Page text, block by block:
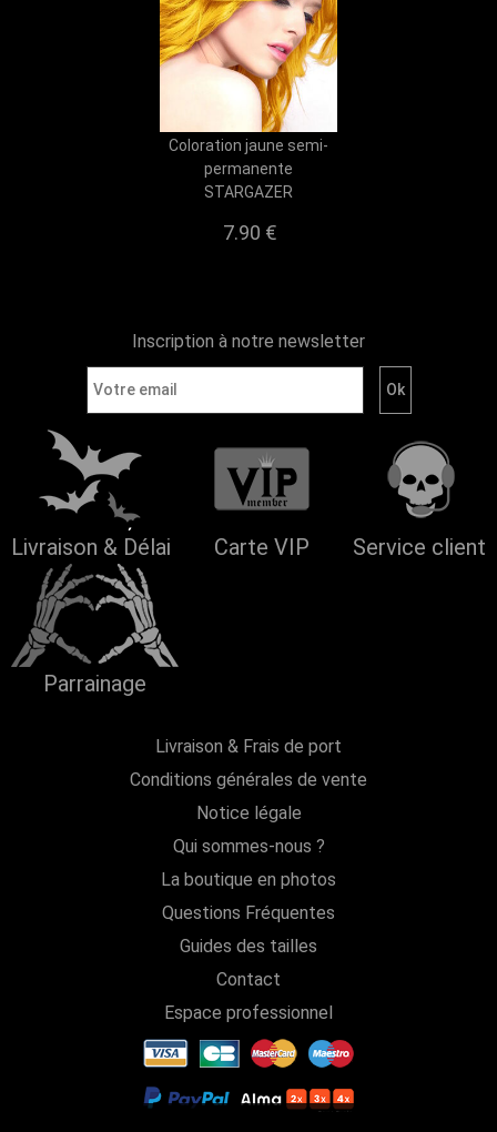
Coloration jaune semi-
permanente
STARGAZER
7.90 €
Inscription à notre newsletter
Livraison & Délai Carte VIP Service client
Parrainage
Livraison & Frais de port
Conditions générales de vente
Notice légale
Qui sommes-nous ?
La boutique en photos
Questions Fréquentes
Guides des tailles
Contact
Espace professionnel